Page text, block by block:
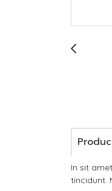
In sit
tincidunt.